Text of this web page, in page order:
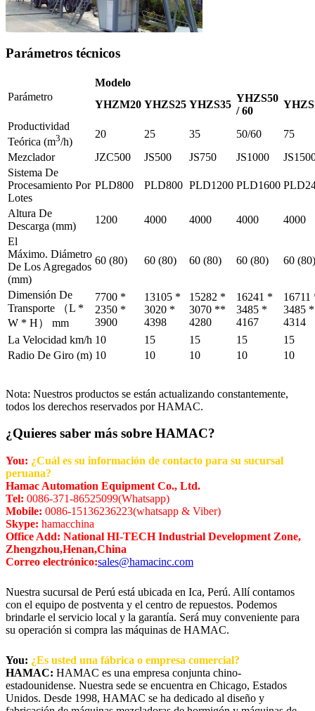
Parámetros técnicos
Parámetro
Modelo
YHZM20 YHZS25 YHZS35
YHZS50
/ 60
Productividad
Teórica (m3/h)
20 25 35 50/60
75
Mezclador
JZC500 JS500 JS750 JS1000
Sistema De
Procesamiento Por
Lotes
PLD800 PLD800 PLD1200 PLD1600
Altura De
Descarga (mm)
1200 4000 4000 4000
4000
El
Máximo. Diámetro
De Los Agregados
(mm)
60 (80) 60 (80) 60 (80) 60 (80) 60 (80)
Dimensión De
Transporte （L *
W * H） mm
7700 *
2350 *
3900
13105 *
3020 *
4398
15282 *
3070 **
4280
16241 *
3485 *
4167
16711
3485 *
4314
La Velocidad km/h 10 15 15 15
15
Radio De Giro (m) 10 10 10 10 10
Nota: Nuestros productos se están actualizando constantemente,
todos los derechos reservados por HAMAC.
¿Quieres saber más sobre HAMAC?
You: ¿Cuál es su información de contacto para su sucursal
peruana?
Hamac Automation Equipment Co., Ltd.
Tel: 0086-371-86525099(Whatsapp)
Mobile: 0086-15136236223(whatsapp & Viber)
Skype: hamacchina
Office Add: National HI-TECH Industrial Development Zone,
Zhengzhou,Henan,China
Correo electrónico:sales@hamacinc.com
Nuestra sucursal de Perú está ubicada en Ica, Perú. Allí contamos
con el equipo de postventa y el centro de repuestos. Podemos
brindarle el servicio local y la garantía. Será muy conveniente para
su operación si compra las máquinas de HAMAC.
You: ¿Es usted una fábrica o empresa comercial?
HAMAC: HAMAC es una empresa conjunta chino-
estadounidense. Nuestra sede se encuentra en Chicago, Estados
Unidos. Desde 1998, HAMAC se ha dedicado al diseño y